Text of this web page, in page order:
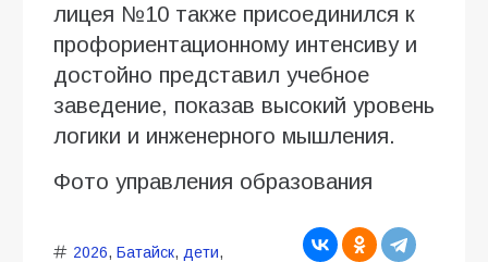
лицея №10 также присоединился к
профориентационному интенсиву и
достойно представил учебное
заведение, показав высокий уровень
логики и инженерного мышления.
Фото управления образования
2026, Батайск, дети,